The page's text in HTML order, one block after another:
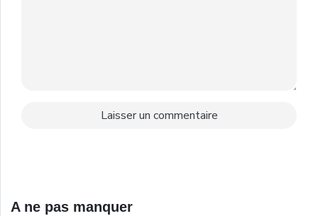
A ne pas manquer